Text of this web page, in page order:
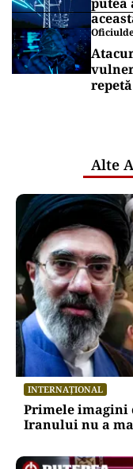
Alte
INTERNAȚIONAL
Primele imagini
Iranului nu a